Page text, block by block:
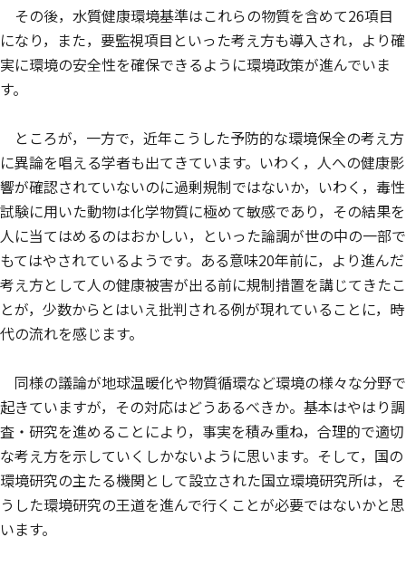
その後，水質健康環境基準はこれらの物質を含めて26項目
になり，また，要監視項目といった考え方も導入され，より確
実に環境の安全性を確保できるように環境政策が進んでいま
す。
ところが，一方で，近年こうした予防的な環境保全の考え方
に異論を唱える学者も出てきています。いわく，人への健康影
響が確認されていないのに過剰規制ではないか，いわく，毒性
試験に用いた動物は化学物質に極めて敏感であり，その結果を
人に当てはめるのはおかしい，といった論調が世の中の一部で
もてはやされているようです。ある意味20年前に，より進んだ
考え方として人の健康被害が出る前に規制措置を講じてきたこ
とが，少数からとはいえ批判される例が現れていることに，時
代の流れを感じます。
同様の議論が地球温暖化や物質循環など環境の様々な分野で
起きていますが，その対応はどうあるべきか。基本はやはり調
査・研究を進めることにより，事実を積み重ね，合理的で適切
な考え方を示していくしかないように思います。そして，国の
環境研究の主たる機関として設立された国立環境研究所は，そ
うした環境研究の王道を進んで行くことが必要ではないかと思
います。